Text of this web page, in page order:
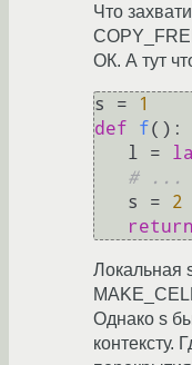
Что
ОК. А тут
s =
1
def
f():
   l =
# ...
   s =
2
return
Локальная
Однако s
контексту.